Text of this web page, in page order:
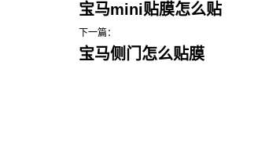
宝马mini贴膜怎么贴
下一篇：
宝马侧门怎么贴膜